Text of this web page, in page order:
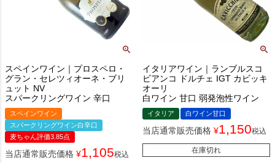
スペインワイン｜プロスペロ・
グラン・セレツィオーネ・ブリ
ュット NV
スパークリングワイン 辛口
スペインワイン
スパークリングワイン白辛口
麦ちゃん評価3.85点
当店通常販売価格 ¥1,105税込
イタリアワイン｜ランブルスコ
ビアンコ ドルチェ IGT カビッキ
オーリ
白ワイン 甘口 弱発泡性ワイン
イタリア 白ワイン甘口
当店通常販売価格 ¥1,150税込
在庫切れ